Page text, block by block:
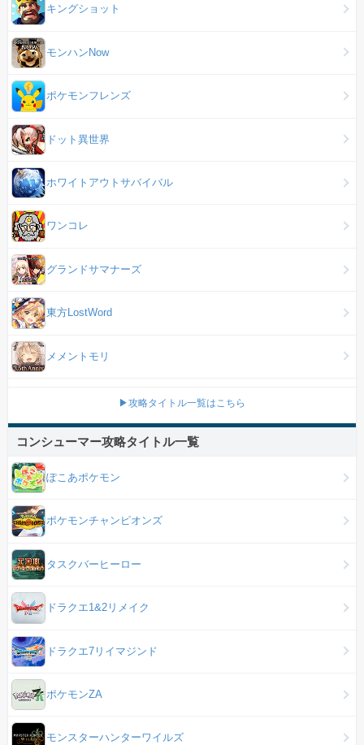
キングショット
モンハンNow
ポケモンフレンズ
ドット異世界
ホワイトアウトサバイバル
ワンコレ
グランドサマナーズ
東方LostWord
メメントモリ
▶攻略タイトル一覧はこちら
コンシューマー攻略タイトル一覧
ぽこあポケモン
ポケモンチャンピオンズ
タスクバーヒーロー
ドラクエ1&2リメイク
ドラクエ7リイマジンド
ポケモンZA
モンスターハンターワイルズ